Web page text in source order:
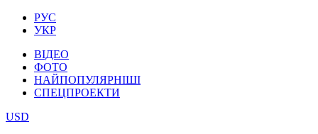
РУС
УКР
ВІДЕО
ФОТО
НАЙПОПУЛЯРНІШІ
СПЕЦПРОЕКТИ
USD